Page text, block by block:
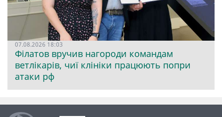
07.08.2026 18:03
Філатов вручив нагороди командам
ветлікарів, чиї клініки працюють попри
атаки рф